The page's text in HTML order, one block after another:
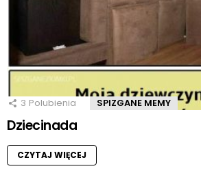
3 Polubienia SPIZGANE MEMY
Dziecinada
CZYTAJ WIĘCEJ